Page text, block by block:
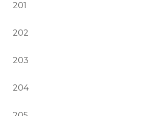
201
202
203
204